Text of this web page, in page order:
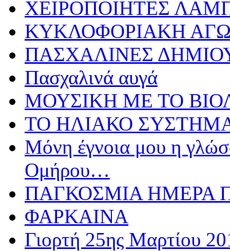
ΧΕΙΡΟΠΟΙΗΤΕΣ
ΚΥΚΛΟΦΟΡΙΑΚΗ
ΠΑΣΧΑΛΙΝΕΣ
Πασχαλινά αυγά
ΜΟΥΣΙΚΗ ΜΕ ΤΟ
ΤΟ ΗΛΙΑΚΟ
Μόνη έγνοια μου η
Ομήρου…
ΠΑΓΚΟΣΜΙΑ ΗΜΕΡΑ
ΦΑΡΚΑΙΝΑ
Γιορτή 25ης Μαρτίου